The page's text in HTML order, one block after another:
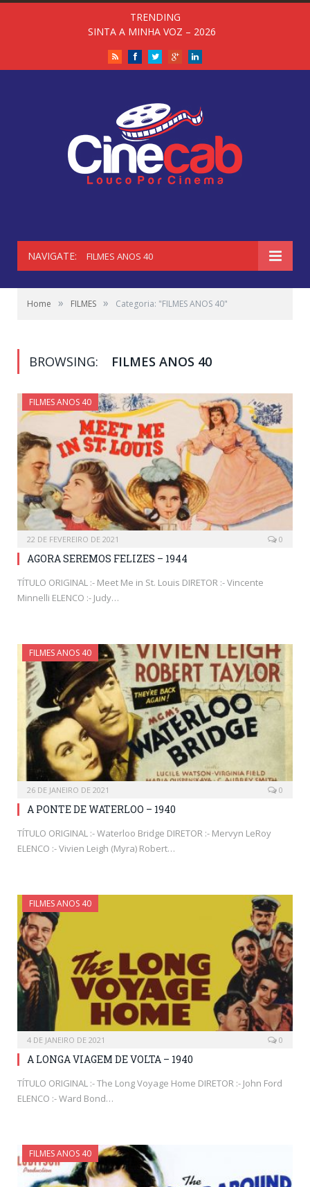
TRENDING
SINTA A MINHA VOZ – 2026
RSS FacebookTwitterGoogle+LinkedIn
NAVIGATE: FILMES ANOS 40
Home » FILMES » Categoria: "FILMES ANOS 40"
BROWSING: FILMES ANOS 40
FILMES ANOS 40
22 DE FEVEREIRO DE 2021 0
AGORA SEREMOS FELIZES – 1944
TÍTULO ORIGINAL :- Meet Me in St. Louis DIRETOR :- Vincente
Minnelli ELENCO :- Judy…
FILMES ANOS 40
26 DE JANEIRO DE 2021 0
A PONTE DE WATERLOO – 1940
TÍTULO ORIGINAL :- Waterloo Bridge DIRETOR :- Mervyn LeRoy
ELENCO :- Vivien Leigh (Myra) Robert…
FILMES ANOS 40
4 DE JANEIRO DE 2021 0
A LONGA VIAGEM DE VOLTA – 1940
TÍTULO ORIGINAL :- The Long Voyage Home DIRETOR :- John Ford
ELENCO :- Ward Bond…
FILMES ANOS 40